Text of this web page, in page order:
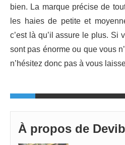
bien. La marque précise de
les haies de petite et
c’est là qu’il assure le plus. Si
sont pas énorme ou que vous
n’hésitez donc pas à vous
À propos de